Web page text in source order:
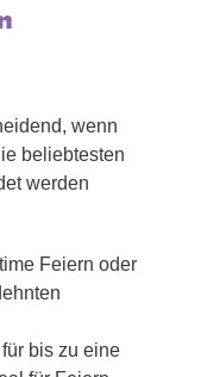
wenn
beliebtesten
werden
Feiern oder
bis zu eine